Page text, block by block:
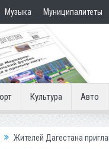
Музыка Муниципалитеты
Культура Авто
приглашает в